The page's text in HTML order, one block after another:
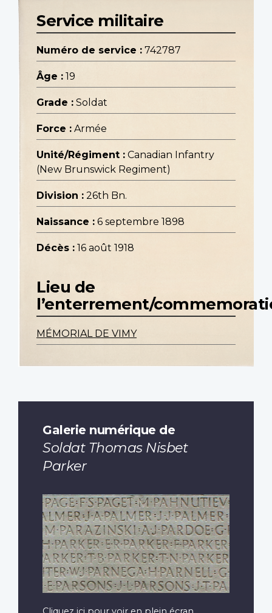
Service militaire
Numéro de service : 742787
Âge : 19
Grade : Soldat
Force : Armée
Unité/Régiment : Canadian Infantry
(New Brunswick Regiment)
Division : 26th Bn.
Naissance : 6 septembre 1898
Décès : 16 août 1918
Lieu de
l’enterrement/
MÉMORIAL DE VIMY
Galerie numérique de
Soldat Thomas Nisbet
Parker